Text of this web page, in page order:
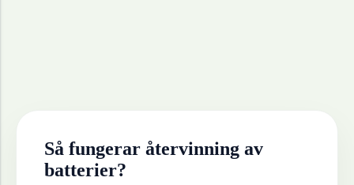
Så fungerar återvinning av
batterier?